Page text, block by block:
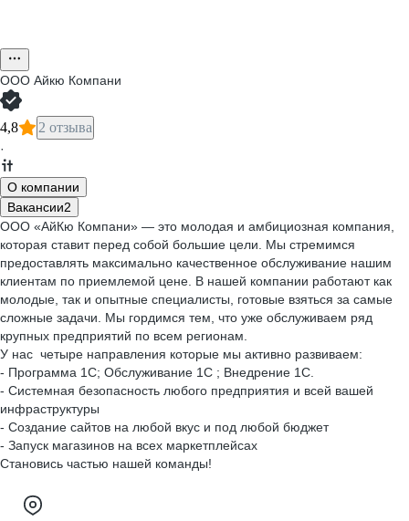
ООО Айкю Компани
4,8 2 отзыва
·
О компании
Вакансии2
ООО «АйКю Компани» — это молодая и амбициозная компания,
которая ставит перед собой большие цели. Мы стремимся
предоставлять максимально качественное обслуживание нашим
клиентам по приемлемой цене. В нашей компании работают как
молодые, так и опытные специалисты, готовые взяться за самые
сложные задачи. Мы гордимся тем, что уже обслуживаем ряд
крупных предприятий по всем регионам.
У нас четыре направления которые мы активно развиваем:
- Программа 1С; Обслуживание 1С ; Внедрение 1С.
- Системная безопасность любого предприятия и всей вашей
инфраструктуры
- Создание сайтов на любой вкус и под любой бюджет
- Запуск магазинов на всех маркетплейсах
Становись частью нашей команды!